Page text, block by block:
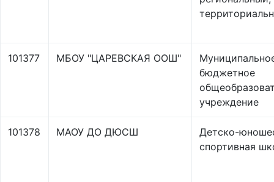
101377 МБОУ "ЦАРЕВСКАЯ ООШ"
бюджетное
учреждение
101378 МАОУ ДО ДЮСШ
Детско-
спортивная